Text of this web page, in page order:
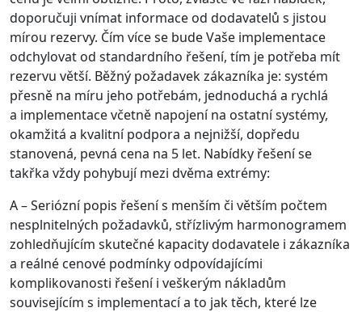
doporučuji vnímat informace od dodavatelů s jistou
mírou rezervy. Čím více se bude Vaše implementace
odchylovat od standardního řešení, tím je potřeba mít
rezervu větší. Běžný požadavek zákazníka je: systém
přesně na míru jeho potřebám, jednoduchá a rychlá
a implementace včetně napojení na ostatní systémy,
okamžitá a kvalitní podpora a nejnižší, dopředu
stanovená, pevná cena na 5 let. Nabídky řešení se
takřka vždy pohybují mezi dvěma extrémy:
A – Seriózní popis řešení s menším či větším počtem
nesplnitelných požadavků, střízlivým harmonogramem
zohledňujícím skutečné kapacity dodavatele i zákazníka
a reálné cenové podmínky odpovídajícími
komplikovanosti řešení i veškerým nákladům
souvisejícím s implementací a to jak těch, které lze